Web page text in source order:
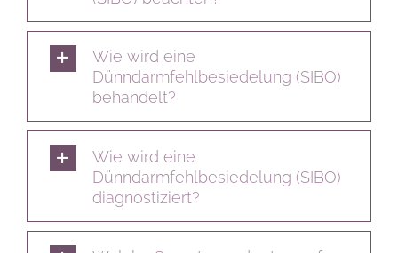
Wie wird eine
Dünndarmfehlbesiedelung (SIBO)
behandelt?
Wie wird eine
Dünndarmfehlbesiedelung (SIBO)
diagnostiziert?